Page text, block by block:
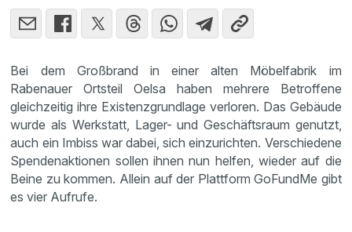
Bei dem Großbrand in einer alten Möbelfabrik im
Rabenauer Ortsteil Oelsa haben mehrere Betroffene
gleichzeitig ihre Existenzgrundlage verloren. Das Gebäude
wurde als Werkstatt, Lager- und Geschäftsraum genutzt,
auch ein Imbiss war dabei, sich einzurichten. Verschiedene
Spendenaktionen sollen ihnen nun helfen, wieder auf die
Beine zu kommen. Allein auf der Plattform GoFundMe gibt
es vier Aufrufe.